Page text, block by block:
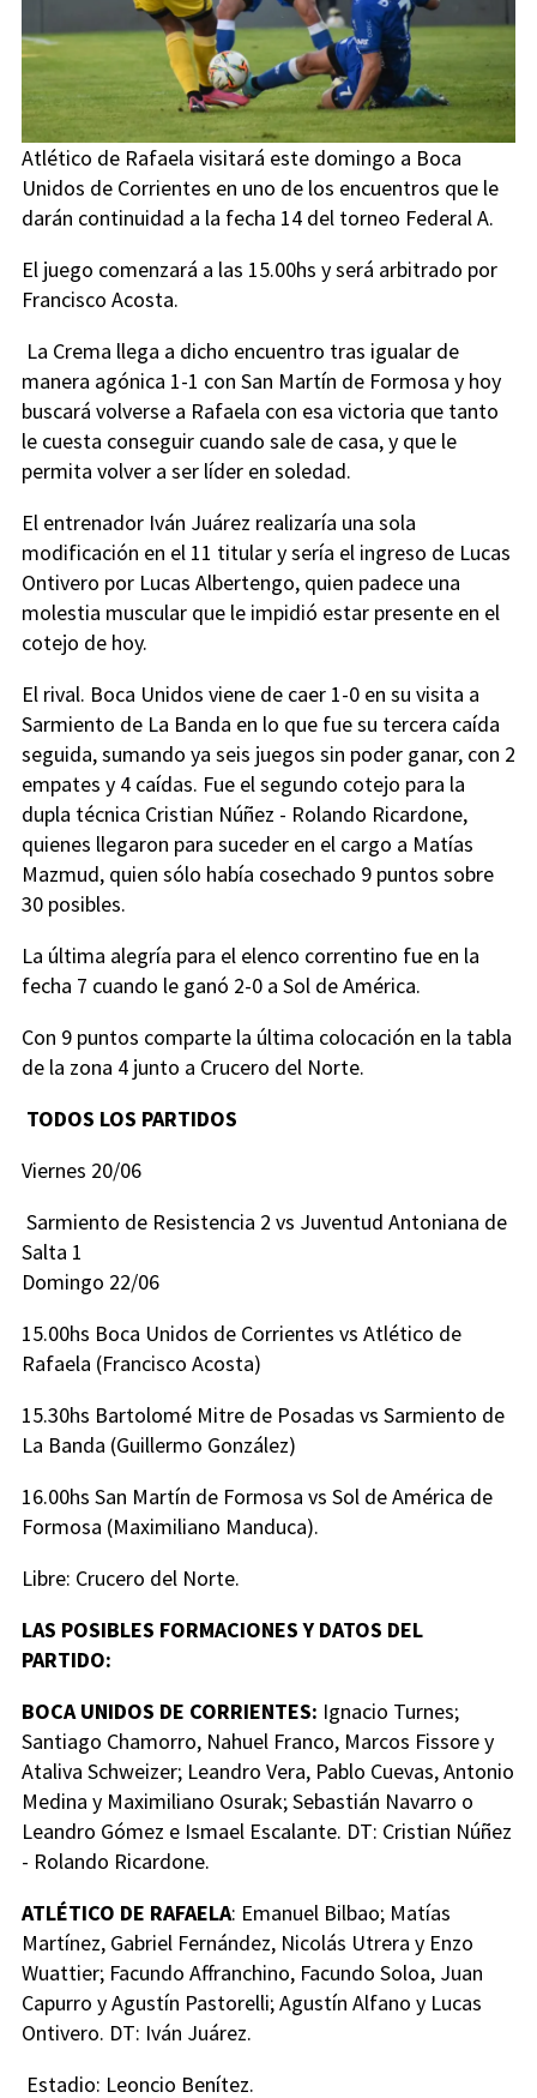
Atlético de Rafaela visitará este domingo a Boca
Unidos de Corrientes en uno de los encuentros que le
darán continuidad a la fecha 14 del torneo Federal A.
El juego comenzará a las 15.00hs y será arbitrado por
Francisco Acosta.
La Crema llega a dicho encuentro tras igualar de
manera agónica 1-1 con San Martín de Formosa y hoy
buscará volverse a Rafaela con esa victoria que tanto
le cuesta conseguir cuando sale de casa, y que le
permita volver a ser líder en soledad.
El entrenador Iván Juárez realizaría una sola
modificación en el 11 titular y sería el ingreso de Lucas
Ontivero por Lucas Albertengo, quien padece una
molestia muscular que le impidió estar presente en el
cotejo de hoy.
El rival. Boca Unidos viene de caer 1-0 en su visita a
Sarmiento de La Banda en lo que fue su tercera caída
seguida, sumando ya seis juegos sin poder ganar, con 2
empates y 4 caídas. Fue el segundo cotejo para la
dupla técnica Cristian Núñez - Rolando Ricardone,
quienes llegaron para suceder en el cargo a Matías
Mazmud, quien sólo había cosechado 9 puntos sobre
30 posibles.
La última alegría para el elenco correntino fue en la
fecha 7 cuando le ganó 2-0 a Sol de América.
Con 9 puntos comparte la última colocación en la tabla
de la zona 4 junto a Crucero del Norte.
TODOS LOS PARTIDOS
Viernes 20/06
Sarmiento de Resistencia 2 vs Juventud Antoniana de
Salta 1
Domingo 22/06
15.00hs Boca Unidos de Corrientes vs Atlético de
Rafaela (Francisco Acosta)
15.30hs Bartolomé Mitre de Posadas vs Sarmiento de
La Banda (Guillermo González)
16.00hs San Martín de Formosa vs Sol de América de
Formosa (Maximiliano Manduca).
Libre: Crucero del Norte.
LAS POSIBLES FORMACIONES Y DATOS DEL
PARTIDO:
BOCA UNIDOS DE CORRIENTES: Ignacio Turnes;
Santiago Chamorro, Nahuel Franco, Marcos Fissore y
Ataliva Schweizer; Leandro Vera, Pablo Cuevas, Antonio
Medina y Maximiliano Osurak; Sebastián Navarro o
Leandro Gómez e Ismael Escalante. DT: Cristian Núñez
- Rolando Ricardone.
ATLÉTICO DE RAFAELA: Emanuel Bilbao; Matías
Martínez, Gabriel Fernández, Nicolás Utrera y Enzo
Wuattier; Facundo Affranchino, Facundo Soloa, Juan
Capurro y Agustín Pastorelli; Agustín Alfano y Lucas
Ontivero. DT: Iván Juárez.
Estadio: Leoncio Benítez.